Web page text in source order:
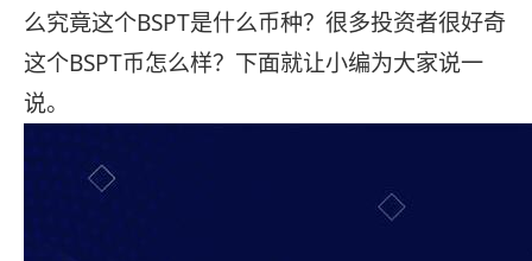
么究竟这个BSPT是什么币种？很多投资者很好奇
这个BSPT币怎么样？下面就让小编为大家说一
说。